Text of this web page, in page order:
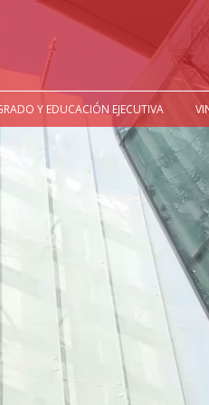
Y EDUCACIÓN EJECUTIVA